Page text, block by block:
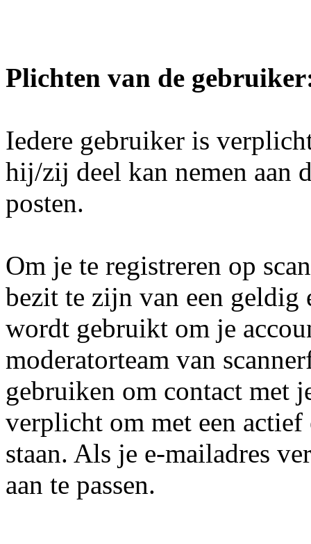
Plichten van de
Iedere gebruiker is
hij/zij deel kan nemen aan
posten.
Om je te registreren op
bezit te zijn van een geldig
wordt gebruikt om je
moderatorteam van
gebruiken om contact met
verplicht om met een actief
staan. Als je e-mailadres
aan te passen.